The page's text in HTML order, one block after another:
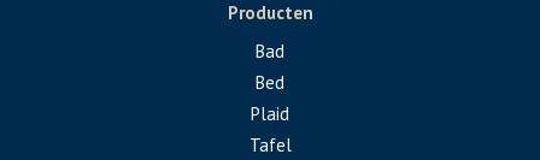
Producten
Bad
Bed
Plaid
Tafel